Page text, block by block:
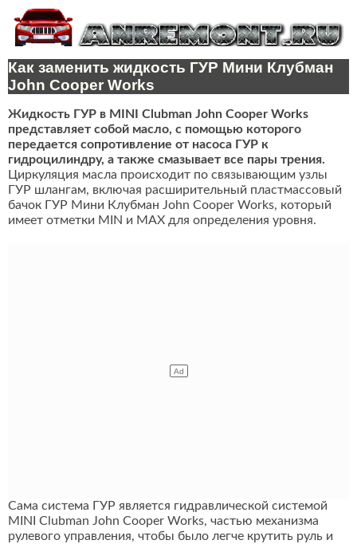
Как заменить жидкость ГУР Мини Клубман
John Cooper Works
Жидкость ГУР в MINI Clubman John Cooper Works
представляет собой масло, с помощью которого
передается сопротивление от насоса ГУР к
гидроцилиндру, а также смазывает все пары трения.
Циркуляция масла происходит по связывающим узлы
ГУР шлангам, включая расширительный пластмассовый
бачок ГУР Мини Клубман John Cooper Works, который
имеет отметки MIN и MAX для определения уровня.
Сама система ГУР является гидравлической системой
MINI Clubman John Cooper Works, частью механизма
рулевого управления, чтобы было легче крутить руль и